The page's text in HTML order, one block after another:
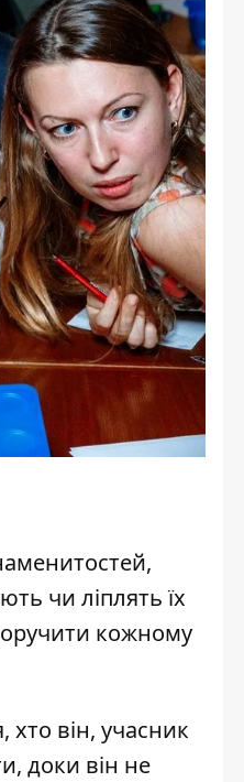
чи ліплять їх
кожному
він, учасник
доки він не